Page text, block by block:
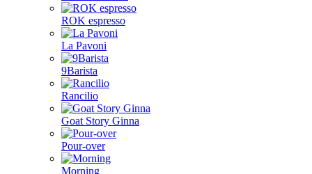
ROK espresso
La Pavoni
9Barista
Rancilio
Goat Story Ginna
Pour-over
Morning